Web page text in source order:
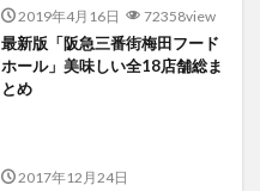
2019年4月16日 72358view
最新版「阪急三番街梅田フード
ホール」美味しい全18店舗総ま
とめ
2017年12月24日